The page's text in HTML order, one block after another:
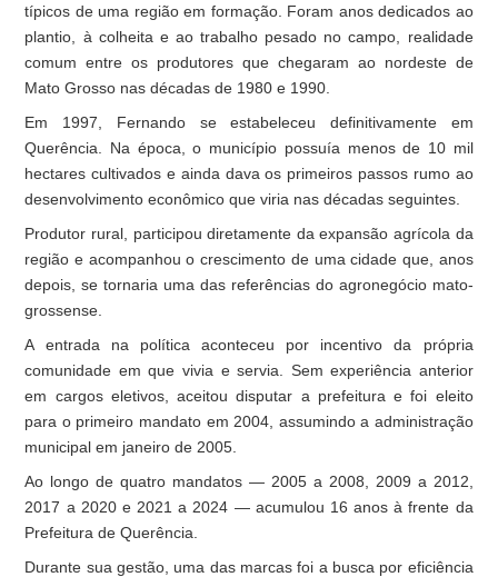
típicos de uma região em formação. Foram anos dedicados ao
plantio, à colheita e ao trabalho pesado no campo, realidade
comum entre os produtores que chegaram ao nordeste de
Mato Grosso nas décadas de 1980 e 1990.
Em 1997, Fernando se estabeleceu definitivamente em
Querência. Na época, o município possuía menos de 10 mil
hectares cultivados e ainda dava os primeiros passos rumo ao
desenvolvimento econômico que viria nas décadas seguintes.
Produtor rural, participou diretamente da expansão agrícola da
região e acompanhou o crescimento de uma cidade que, anos
depois, se tornaria uma das referências do agronegócio mato-
grossense.
A entrada na política aconteceu por incentivo da própria
comunidade em que vivia e servia. Sem experiência anterior
em cargos eletivos, aceitou disputar a prefeitura e foi eleito
para o primeiro mandato em 2004, assumindo a administração
municipal em janeiro de 2005.
Ao longo de quatro mandatos — 2005 a 2008, 2009 a 2012,
2017 a 2020 e 2021 a 2024 — acumulou 16 anos à frente da
Prefeitura de Querência.
Durante sua gestão, uma das marcas foi a busca por eficiência